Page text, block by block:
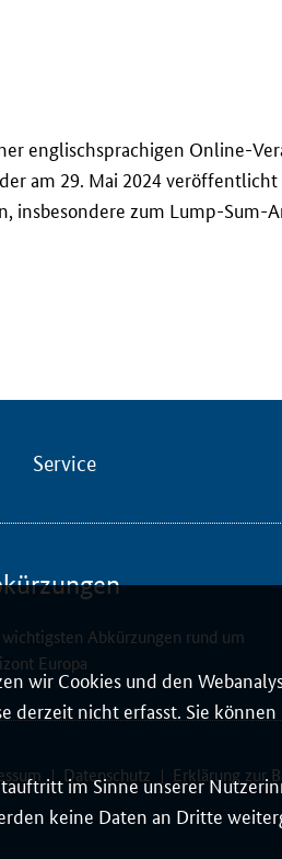
wir Cookies und den
derzeit nicht erfasst. Sie
im Sinne unserer
keine Daten an Dritte
englischsprachigen Online-
am 29. Mai 2024
insbesondere zum Lump-Sum-
Service
Abkürzungen rund um
Europa
Datenschutz Erklärung zur